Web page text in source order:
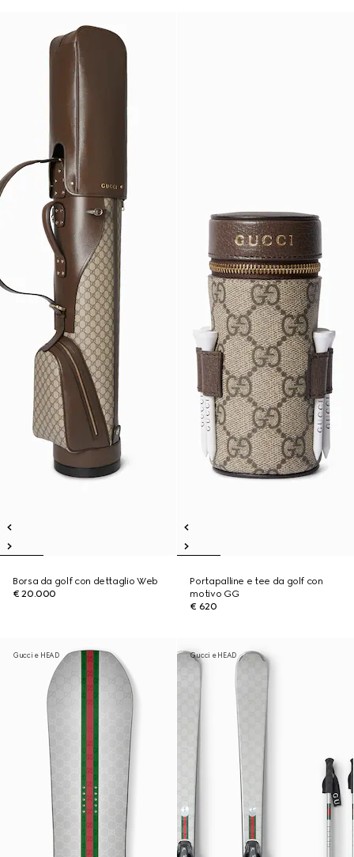
Borsa da golf con dettaglio Web
€ 20.000
Portapalline e tee da golf con
motivo GG
€ 620
Gucci e HEAD Gucci e HEAD